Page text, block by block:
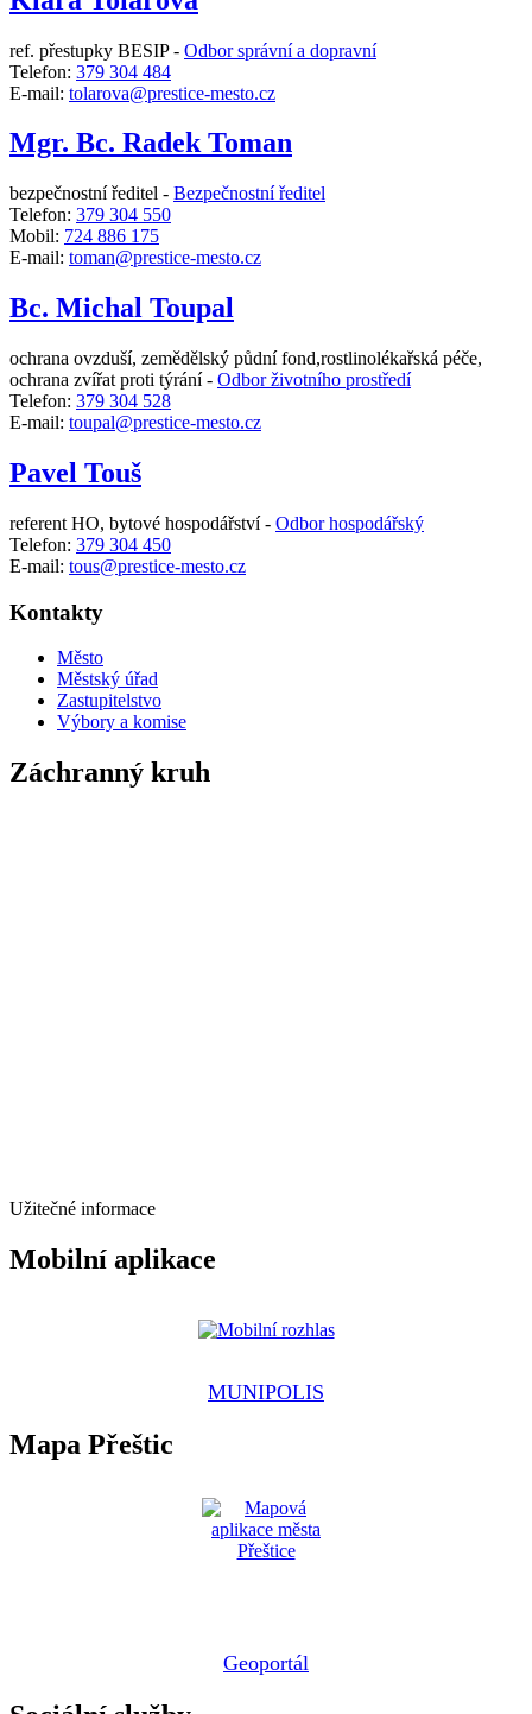
ref. přestupky BESIP - Odbor správní a dopravní
Telefon: 379 304 484
E-mail: tolarova@prestice-mesto.cz
Mgr. Bc. Radek Toman
bezpečnostní ředitel - Bezpečnostní ředitel
Telefon: 379 304 550
Mobil: 724 886 175
E-mail: toman@prestice-mesto.cz
Bc. Michal Toupal
ochrana ovzduší, zemědělský půdní fond,rostlinolékařská péče,
ochrana zvířat proti týrání - Odbor životního prostředí
Telefon: 379 304 528
E-mail: toupal@prestice-mesto.cz
Pavel Touš
referent HO, bytové hospodářství - Odbor hospodářský
Telefon: 379 304 450
E-mail: tous@prestice-mesto.cz
Kontakty
Město
Městský úřad
Zastupitelstvo
Výbory a komise
Záchranný kruh
Užitečné informace
Mobilní aplikace
MUNIPOLIS
Mapa Přeštic
Geoportál